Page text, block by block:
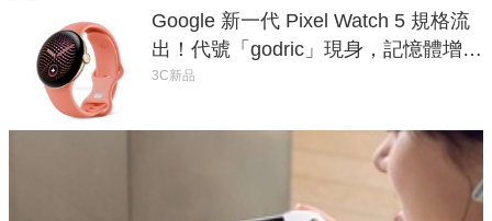
Google 新一代 Pixel Watch 5 規格流
出！代號「godric」現身，記憶體增強
鎖定 AI 應用
3C新品